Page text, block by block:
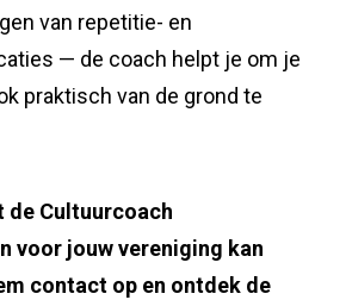
van repetitie- en
— de coach helpt je om je
praktisch van de grond te
de Cultuurcoach
voor jouw vereniging kan
contact op en ontdek de